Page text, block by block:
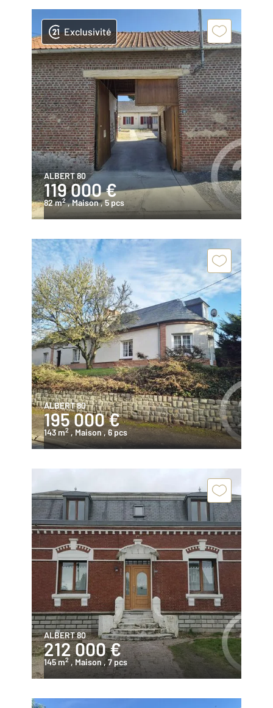
Exclusivité
ALBERT 80
119 000 €
82 m2 , Maison, 5 pcs
ALBERT 80
195 000 €
143 m2 , Maison , 6 pcs
ALBERT 80
212 000 €
145 m2 , Maison, 7 pcs